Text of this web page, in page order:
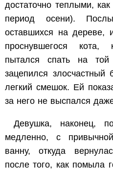
достаточно теплыми,
период осени).
оставшихся на дереве,
проснувшегося кота,
пытался спать на
зацепился злосчастный
легкий смешок. Ей
за него не выспался
Девушка, наконец,
медленно, с
ванну, откуда
после того, как помыла